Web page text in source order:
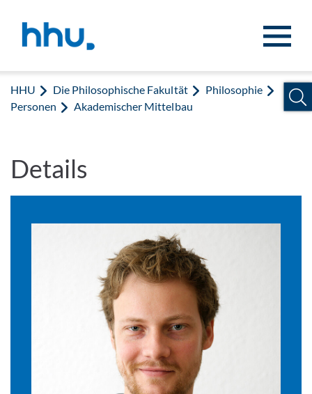
HHU Die Philosophische Fakultät
Philosophie
Personen
Akademischer Mittelbau
Details